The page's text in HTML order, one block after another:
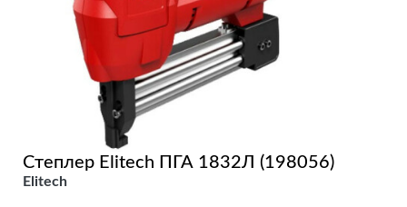
Степлер Elitech ПГА 1832Л (198056)
Elitech